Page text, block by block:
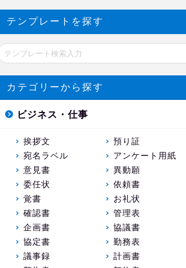
テンプレートを探す
カテゴリーから探す
ビジネス・仕事
挨拶文
預り証
宛名ラベル
アンケート用紙
意見書
異動願
委任状
依頼書
覚書
お礼状
確認書
管理表
企画書
協議書
協定書
勤務表
議事録
計画書